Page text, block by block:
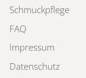
Schmuckpflege
FAQ
Impressum
Datenschutz